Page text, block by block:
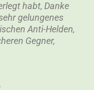
habt, Danke
gelungenes
Anti-Helden,
Gegner,